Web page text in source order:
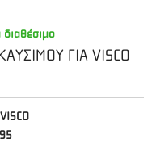
ΓΙΑ VISCO
VISCO